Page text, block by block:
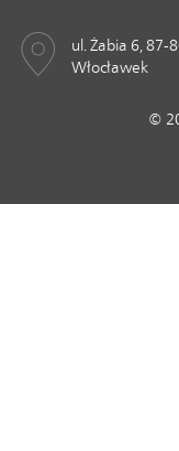
ul. Żabia 6, 87-
Włocławek
©